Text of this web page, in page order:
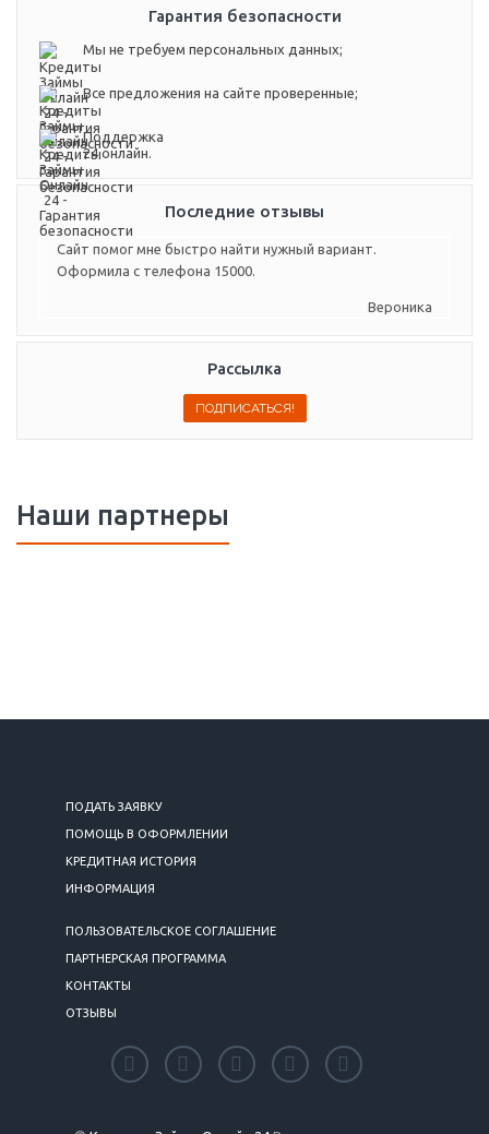
Гарантия безопасности
Мы не требуем персональных данных;
Все предложения на сайте проверенные;
Поддержка
24 онлайн.
Последние отзывы
Сайт помог мне быстро найти нужный вариант.
Оформила с телефона 15000.
Вероника
Рассылка
Наши партнеры
ПОДАТЬ ЗАЯВКУ
ПОМОЩЬ В ОФОРМЛЕНИИ
КРЕДИТНАЯ ИСТОРИЯ
ИНФОРМАЦИЯ
ПОЛЬЗОВАТЕЛЬСКОЕ СОГЛАШЕНИЕ
ПАРТНЕРСКАЯ ПРОГРАММА
КОНТАКТЫ
ОТЗЫВЫ